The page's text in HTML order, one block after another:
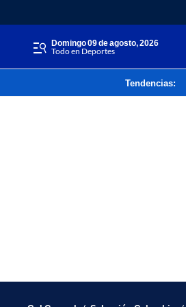
domingo 09 de agosto, 2026
Todo en Deportes
Tendencias: